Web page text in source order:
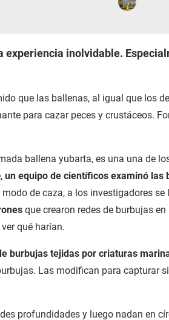
experiencia inolvidable.
que las ballenas, al igual que los
para cazar peces y crustáceos.
ballena yubarta, es una una de
un equipo de científicos examinó las
de caza, a los investigadores
que crearon redes de burbujas
qué harían.
burbujas tejidas por criaturas
Las modifican para capturar
profundidades y luego nadan en